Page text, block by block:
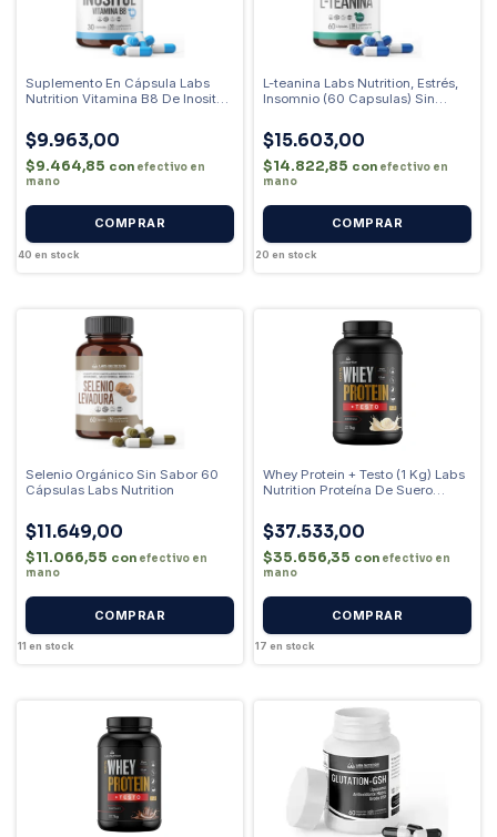
Suplemento En Cápsula Labs
Nutrition Vitamina B8 De Inositol
$9.963,00
$9.464,85 con efectivo en
mano
40 en stock
L-teanina Labs Nutrition, Estrés,
Insomnio (60 Capsulas) Sin
$15.603,00
$14.822,85 con efectivo en
mano
20 en stock
Selenio Orgánico Sin Sabor 60
Cápsulas Labs Nutrition
$11.649,00
$11.066,55 con efectivo en
mano
11 en stock
Whey Protein + Testo (1 Kg) Labs
Nutrition Proteína De Suero
$37.533,00
$35.656,35 con efectivo en
mano
17 en stock